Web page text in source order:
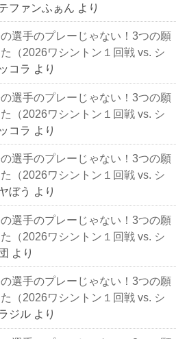
ファンふぁん より
の選手のプレーじゃない！3つの願
（2026ワシントン１回戦 vs. シ
コラ より
の選手のプレーじゃない！3つの願
（2026ワシントン１回戦 vs. シ
コラ より
の選手のプレーじゃない！3つの願
（2026ワシントン１回戦 vs. シ
ぼう より
の選手のプレーじゃない！3つの願
（2026ワシントン１回戦 vs. シ
より
の選手のプレーじゃない！3つの願
（2026ワシントン１回戦 vs. シ
ジル より